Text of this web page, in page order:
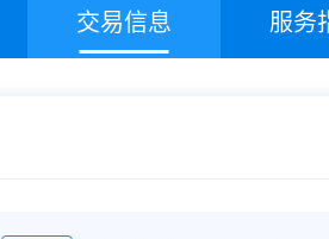
交易信息 服务